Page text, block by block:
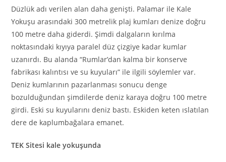
Düzlük adı verilen alan daha genişti. Palamar ile Kale
Yokuşu arasındaki 300 metrelik plaj kumları denize doğru
100 metre daha giderdi. Şimdi dalgaların kırılma
noktasındaki kıyıya paralel düz çizgiye kadar kumlar
uzanırdı. Bu alanda “Rumlar’dan kalma bir konserve
fabrikası kalıntısı ve su kuyuları” ile ilgili söylemler var.
Deniz kumlarının pazarlanması sonucu denge
bozulduğundan şimdilerde deniz karaya doğru 100 metre
girdi. Eski su kuyularını deniz bastı. Eskiden keten ıslatılan
dere de kaplumbağalara emanet.
TEK Sitesi kale yokuşunda